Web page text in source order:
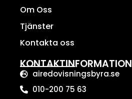
Om Oss
Tjänster
Kontakta oss
KONTAKTINFORMATION
airedovisningsbyra.se
010-200 75 63